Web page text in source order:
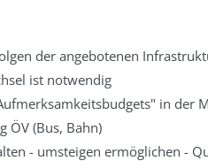
der angebotenen
ist notwendig
in der
ÖV (Bus, Bahn)
- umsteigen ermöglichen -